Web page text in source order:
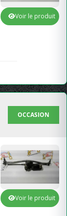
Voir le produit
OCCASION
Voir le produit